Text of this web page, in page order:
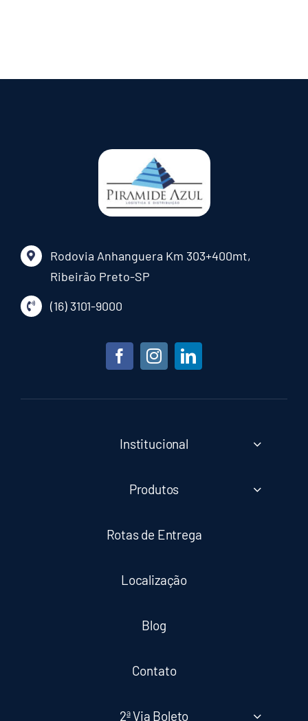
Rodovia Anhanguera Km 303+400mt,
Ribeirão Preto-SP
(16) 3101-9000
Institucional
Produtos
Rotas de Entrega
Localização
Blog
Contato
2ª Via Boleto